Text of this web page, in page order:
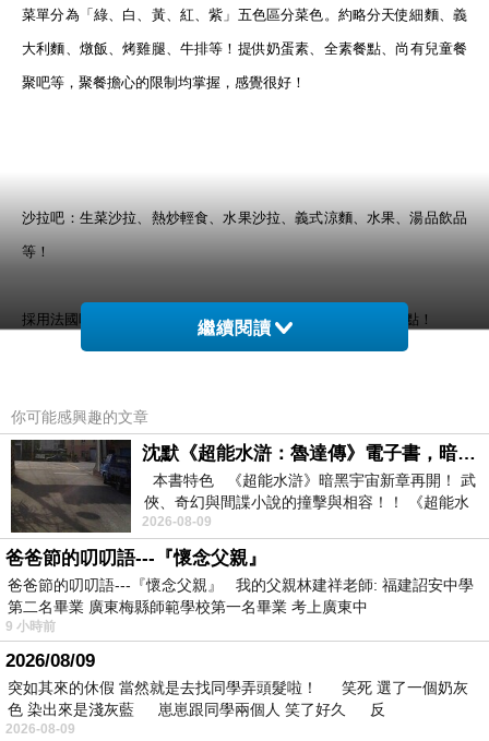
菜單分為「綠、白、黃、紅、紫」五色區分菜色。約略分天使細麵、義
大利麵、燉飯、烤雞腿、牛排等！ 提供奶蛋素、全素餐點、尚有兒童餐
聚吧等，聚餐擔心的限制均掌握，感覺很好！
沙拉吧：生菜沙拉、熱炒輕食、水果沙拉、義式涼麵、水果、湯品飲品
等！
採用法國吐司，麵包偏有口感富咬勁，烤完後偏硬偏乾可惜了點！
三款塗醬皆是師傅自行研發的；鮪魚、乾果奶油、蒜味奶油醬。
粉色虎皮蛋糕，麵衣軟嫩新鮮、薄薄鮮奶油、中心包類似綠豆碰(?)，好
吃。
豆豆與不柴乾的雞胸肉很合拍；義大利涼麵，麵條口感及調味很不賴、
建議增加濕度口感更優！
肝醬菲力牛排佐蒜味迷迭香醬襯紫愛蔬果599元
杏胞菇肥美而吸睛，口感厚實忠於原味，若在有一些味上的提昇，一定
繼續閱讀
你可能感興趣的文章
沈默《超能水滸：魯達傳》電子書，暗黑宇宙新章，一一五年八月璀璨上架！
本書特色 《超能水滸》暗黑宇宙新章再開！ 武
俠、奇幻與間諜小說的撞擊與相容！！ 《超能水
滸》系列第四部
2026-08-09
爸爸節的叨叨語---『懷念父親』
爸爸節的叨叨語---『懷念父親』 我的父親林建祥老師: 福建詔安中學
第二名畢業 廣東梅縣師範學校第一名畢業 考上廣東中
9 小時前
2026/08/09
突如其來的休假 當然就是去找同學弄頭髮啦！ 笑死 選了一個奶灰
色 染出來是淺灰藍 崽崽跟同學兩個人 笑了好久 反
2026-08-09